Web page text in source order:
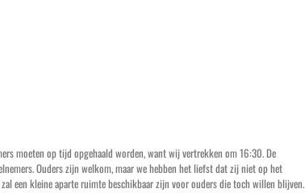
moeten op tijd opgehaald worden, want wij vertrekken om 16:30. De
Ouders zijn welkom, maar we hebben het liefst dat zij niet op het
een kleine aparte ruimte beschikbaar zijn voor ouders die toch willen blijven.